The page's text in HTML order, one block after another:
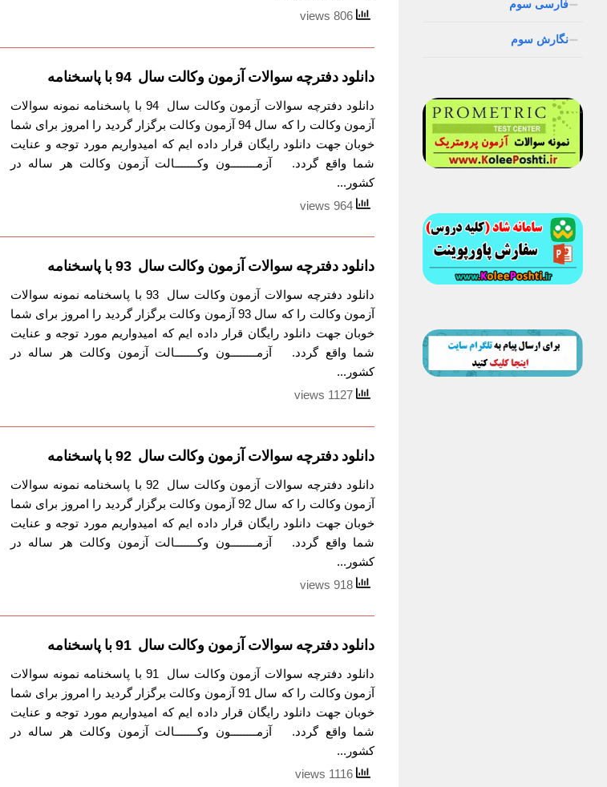
دانلود دفترچه سوالات آزمون وکالت سال 94 با پاسخنامه
دانلود دفترچه سوالات آزمون وکالت سال 94 با پاسخنامه نمونه سوالات
آزمون وکالت را که سال 94 آزمون وکالت برگزار گردید را امروز برای شما
خوبان جهت دانلود رایگان قرار داده ایم که امیدواریم مورد توجه و عنایت
شما واقع گردد. آزمــــــــون وکـــــــالت آزمون وکالت هر ساله در
کشور...
دانلود دفترچه سوالات آزمون وکالت سال 93 با پاسخنامه
دانلود دفترچه سوالات آزمون وکالت سال 93 با پاسخنامه نمونه سوالات
آزمون وکالت را که سال 93 آزمون وکالت برگزار گردید را امروز برای شما
خوبان جهت دانلود رایگان قرار داده ایم که امیدواریم مورد توجه و عنایت
شما واقع گردد. آزمــــــــون وکـــــــالت آزمون وکالت هر ساله در
کشور...
دانلود دفترچه سوالات آزمون وکالت سال 92 با پاسخنامه
دانلود دفترچه سوالات آزمون وکالت سال 92 با پاسخنامه نمونه سوالات
آزمون وکالت را که سال 92 آزمون وکالت برگزار گردید را امروز برای شما
خوبان جهت دانلود رایگان قرار داده ایم که امیدواریم مورد توجه و عنایت
شما واقع گردد. آزمــــــــون وکـــــــالت آزمون وکالت هر ساله در
کشور...
دانلود دفترچه سوالات آزمون وکالت سال 91 با پاسخنامه
دانلود دفترچه سوالات آزمون وکالت سال 91 با پاسخنامه نمونه سوالات
آزمون وکالت را که سال 91 آزمون وکالت برگزار گردید را امروز برای شما
خوبان جهت دانلود رایگان قرار داده ایم که امیدواریم مورد توجه و عنایت
شما واقع گردد. آزمــــــــون وکـــــــالت آزمون وکالت هر ساله در
کشور...
فارسی سوم
نگارش سوم